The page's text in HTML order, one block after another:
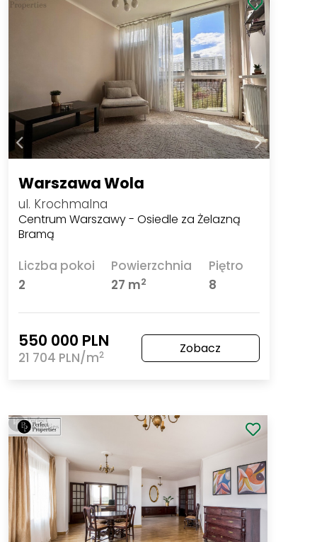
Warszawa Wola
ul. Krochmalna
Centrum Warszawy - Osiedle za Żelazną
Bramą
Liczba pokoi
2
Powierzchnia
27 m2
Piętro
8
550 000 PLN
21 704 PLN/m2 Zobacz